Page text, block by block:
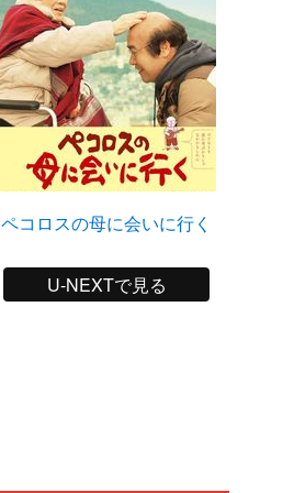
ペコロスの母に会いに行く
U-NEXTで見る